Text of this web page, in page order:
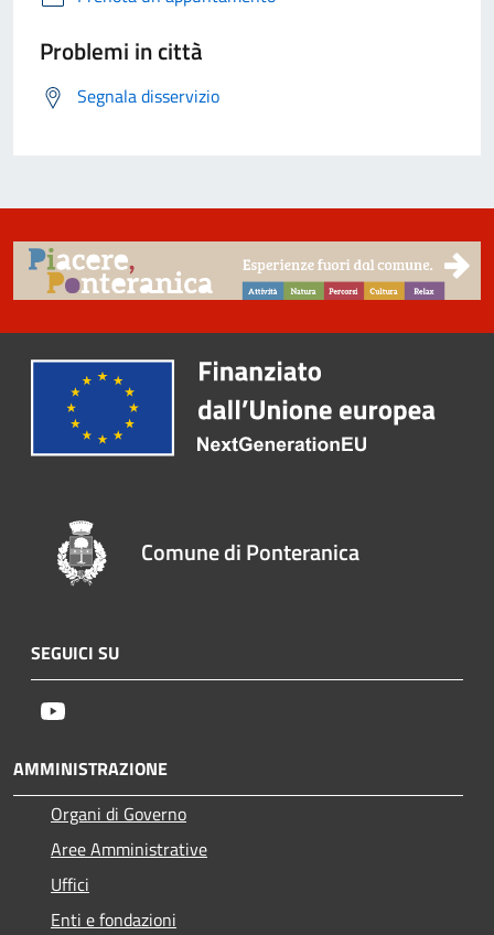
Problemi in città
Segnala disservizio
Comune di Ponteranica
SEGUICI SU
AMMINISTRAZIONE
Organi di Governo
Aree Amministrative
Uffici
Enti e fondazioni